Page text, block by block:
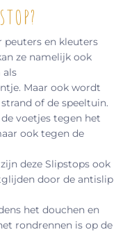
peuters en kleuters
ze namelijk ook
als
Maar ook wordt
of de speeltuin.
voetjes tegen het
ook tegen de
deze Slipstops ook
door de antislip
het douchen en
rondrennen is op de